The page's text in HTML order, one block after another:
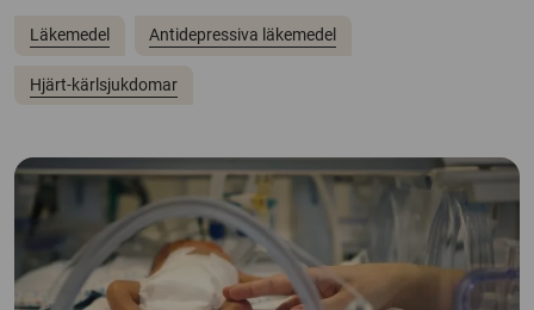
Läkemedel Antidepressiva läkemedel
Hjärt-kärlsjukdomar